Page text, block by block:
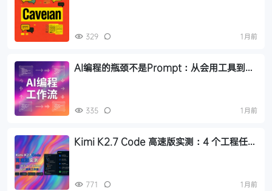
329 1月前
AI编程的瓶颈不是Prompt：从会用工具到管
335 1月前
Kimi K2.7 Code 高速版实测：4 个工程任务
771 1月前